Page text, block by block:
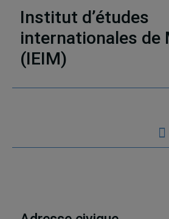
Institut d’études
internationales de
(IEIM)